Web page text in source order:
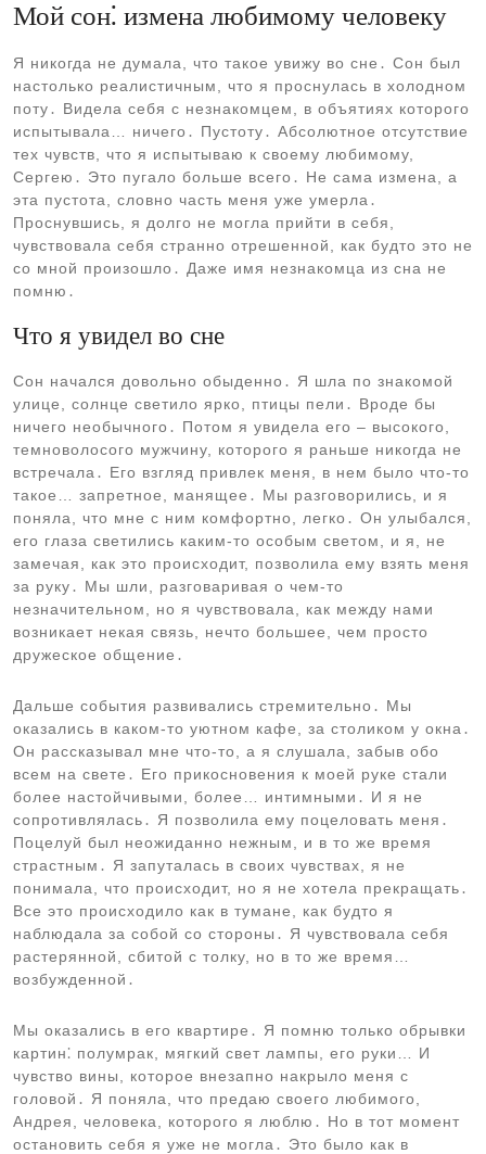
Мой сон⁚ измена любимому человеку
Я никогда не думала, что такое увижу во сне․ Сон был
настолько реалистичным, что я проснулась в холодном
поту․ Видела себя с незнакомцем, в объятиях которого
испытывала… ничего․ Пустоту․ Абсолютное отсутствие
тех чувств, что я испытываю к своему любимому,
Сергею․ Это пугало больше всего․ Не сама измена, а
эта пустота, словно часть меня уже умерла․
Проснувшись, я долго не могла прийти в себя,
чувствовала себя странно отрешенной, как будто это не
со мной произошло․ Даже имя незнакомца из сна не
помню․
Что я увидел во сне
Сон начался довольно обыденно․ Я шла по знакомой
улице, солнце светило ярко, птицы пели․ Вроде бы
ничего необычного․ Потом я увидела его – высокого,
темноволосого мужчину, которого я раньше никогда не
встречала․ Его взгляд привлек меня, в нем было что-то
такое… запретное, манящее․ Мы разговорились, и я
поняла, что мне с ним комфортно, легко․ Он улыбался,
его глаза светились каким-то особым светом, и я, не
замечая, как это происходит, позволила ему взять меня
за руку․ Мы шли, разговаривая о чем-то
незначительном, но я чувствовала, как между нами
возникает некая связь, нечто большее, чем просто
дружеское общение․
Дальше события развивались стремительно․ Мы
оказались в каком-то уютном кафе, за столиком у окна․
Он рассказывал мне что-то, а я слушала, забыв обо
всем на свете․ Его прикосновения к моей руке стали
более настойчивыми, более… интимными․ И я не
сопротивлялась․ Я позволила ему поцеловать меня․
Поцелуй был неожиданно нежным, и в то же время
страстным․ Я запуталась в своих чувствах, я не
понимала, что происходит, но я не хотела прекращать․
Все это происходило как в тумане, как будто я
наблюдала за собой со стороны․ Я чувствовала себя
растерянной, сбитой с толку, но в то же время…
возбужденной․
Мы оказались в его квартире․ Я помню только обрывки
картин⁚ полумрак, мягкий свет лампы, его руки… И
чувство вины, которое внезапно накрыло меня с
головой․ Я поняла, что предаю своего любимого,
Андрея, человека, которого я люблю․ Но в тот момент
остановить себя я уже не могла․ Это было как в